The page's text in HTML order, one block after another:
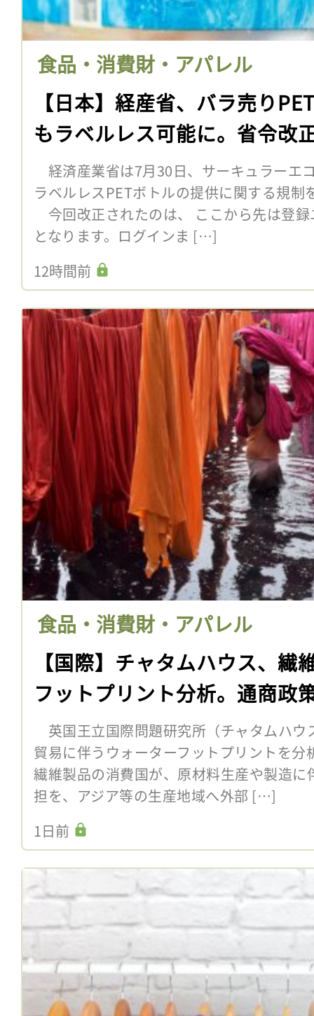
食品・消費財・アパレル
【日本】経産省、バラ売り
もラベルレス可能に。省令改
経済産業省は7月30日、サーキュラーエ
ラベルレスPETボトルの提供に関する規制
今回改正されたのは、 ここから先は登
となります。ログインま […]
12時間前
食品・消費財・アパレル
【国際】チャタムハウス、繊
フットプリント分析。通商政
英国王立国際問題研究所（チャタムハウ
貿易に伴うウォーターフットプリントを
繊維製品の消費国が、原材料生産や製造
担を、アジア等の生産地域へ外部 […]
1日前